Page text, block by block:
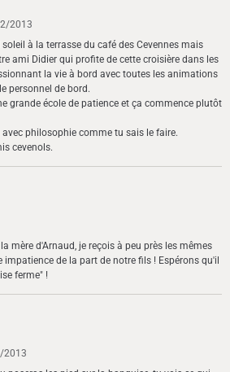
2013
à la terrasse du café des Cevennes mais
ami Didier qui profite de cette croisière dans les
la vie à bord avec toutes les animations
personnel de bord.
grande école de patience et ça commence plutôt
philosophie comme tu sais le faire.
cevenols.
mère d'Arnaud, je reçois à peu près les mêmes
impatience de la part de notre fils ! Espérons qu'il
ferme" !
2013